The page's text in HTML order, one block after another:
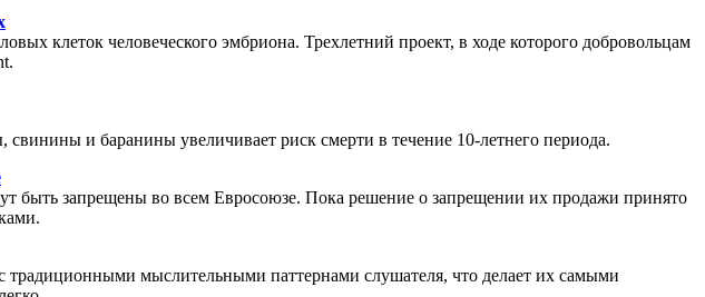
клеток человеческого эмбриона. Трехлетний проект, в ходе которого добровольцам
и баранины увеличивает риск смерти в течение 10-летнего периода.
быть запрещены во всем Евросоюзе. Пока решение о запрещении их продажи принято
мыслительными паттернами слушателя, что делает их самыми